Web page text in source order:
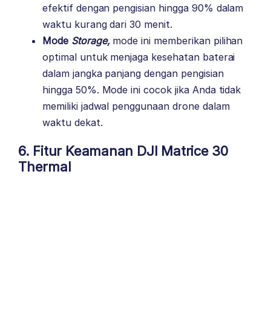
efektif dengan pengisian hingga 90% dalam
waktu kurang dari 30 menit.
Mode Storage,mode ini memberikan pilihan
optimal untuk menjaga kesehatan baterai
dalam jangka panjang dengan pengisian
hingga 50%. Mode ini cocok jika Anda tidak
memiliki jadwal penggunaan drone dalam
waktu dekat.
6. Fitur Keamanan DJI Matrice 30
Thermal